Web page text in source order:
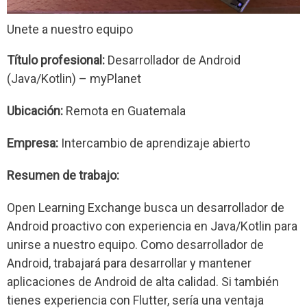
Unete a nuestro equipo
Título profesional: Desarrollador de Android
(Java/Kotlin) – myPlanet
Ubicación: Remota en Guatemala
Empresa: Intercambio de aprendizaje abierto
Resumen de trabajo:
Open Learning Exchange busca un desarrollador de
Android proactivo con experiencia en Java/Kotlin para
unirse a nuestro equipo. Como desarrollador de
Android, trabajará para desarrollar y mantener
aplicaciones de Android de alta calidad. Si también
tienes experiencia con Flutter, sería una ventaja